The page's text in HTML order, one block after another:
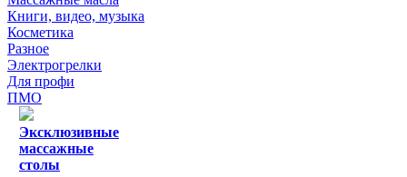
Книги, видео, музыка
Косметика
Разное
Электрогрелки
Для профи
ПМО
Эксклюзивные
массажные
столы